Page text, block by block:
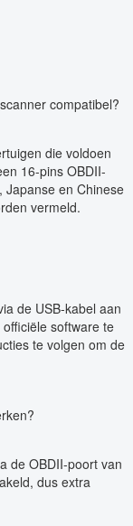
compatibel?
die voldoen
16-pins OBDII-
Japanse en Chinese
vermeld.
de USB-kabel aan
software te
te volgen om de
de OBDII-poort van
dus extra